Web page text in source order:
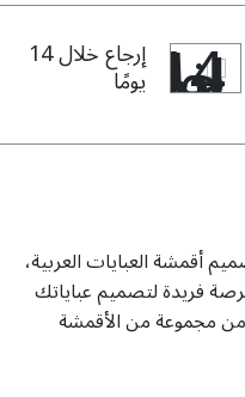
إرجاع خلال 14
يومًا
في تصميم أقمشة العبايات العربية،
فريدة لتصميم عباياتك
مجموعة من الأقمشة